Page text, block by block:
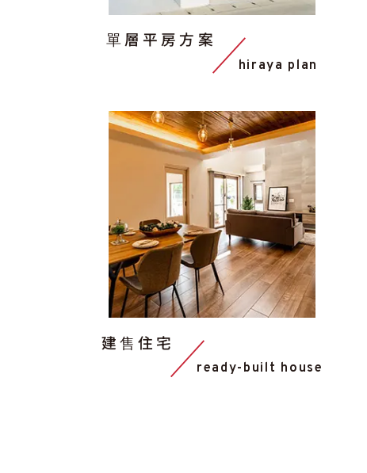
單層平房方案
hiraya plan
建售住宅
ready-built house